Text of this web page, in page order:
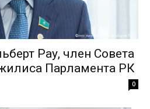
Рау, член Совета
Парламента РК
0